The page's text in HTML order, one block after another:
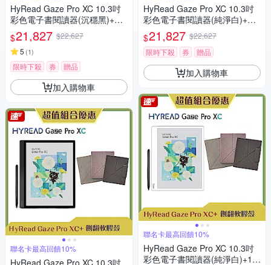
HyRead Gaze Pro XC 10.3吋
彩色電子書閱讀器(沉穩黑)+磁
吸折疊可拆式皮套 (組合)
$21,827 $22,627
5 (1)
限時下殺 券 贈品
加入購物車
聯名卡最高回饋10%
HyRead Gaze Pro XC 10.3吋
彩色電子書閱讀器(純淨白)+磁
吸折疊可拆式皮套 (組合)
$21,827 $22,627
限時下殺
券 贈品
加入購物車
聯名卡最高回饋10%
HyRead Gaze Pro XC 10.3吋
彩色電子書閱讀器(純淨白)+10.